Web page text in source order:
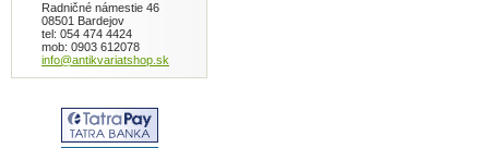
Radničné námestie 46
08501 Bardejov
tel: 054 474 4424
mob: 0903 612078
info@antikvariatshop.sk